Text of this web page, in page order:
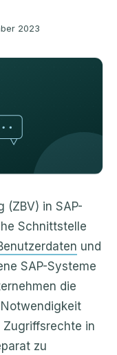
2023
(ZBV) in SAP-
Schnittstelle
und
SAP-Systeme
die
Zugriffsrechte in
zu